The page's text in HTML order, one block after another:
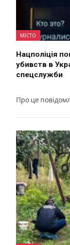
МІСТО
Нацполіція
убивств в
спецслужби
Про це